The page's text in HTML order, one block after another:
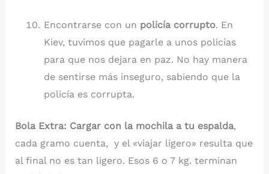
Encontrarse con un policía corrupto. En
Kiev, tuvimos que pagarle a unos policías
para que nos dejara en paz. No hay manera
de sentirse más inseguro, sabiendo que la
policía es corrupta.
Bola Extra: Cargar con la mochila a tu espalda,
cada gramo cuenta, y el «viajar ligero» resulta que
al final no es tan ligero. Esos 6 o 7 kg. terminan